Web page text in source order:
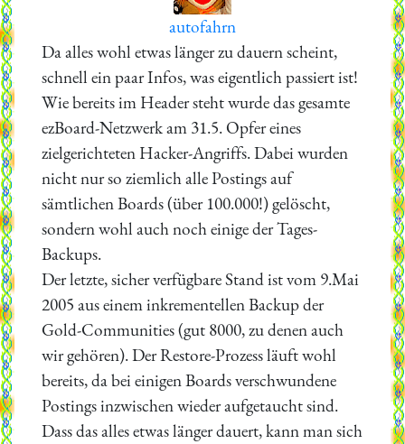
autofahrn
Da alles wohl etwas länger zu dauern scheint,
schnell ein paar Infos, was eigentlich passiert ist!
Wie bereits im Header steht wurde das gesamte
ezBoard-Netzwerk am 31.5. Opfer eines
zielgerichteten Hacker-Angriffs. Dabei wurden
nicht nur so ziemlich alle Postings auf
sämtlichen Boards (über 100.000!) gelöscht,
sondern wohl auch noch einige der Tages-
Backups.
Der letzte, sicher verfügbare Stand ist vom 9.Mai
2005 aus einem inkrementellen Backup der
Gold-Communities (gut 8000, zu denen auch
wir gehören). Der Restore-Prozess läuft wohl
bereits, da bei einigen Boards verschwundene
Postings inzwischen wieder aufgetaucht sind.
Dass das alles etwas länger dauert, kann man sich